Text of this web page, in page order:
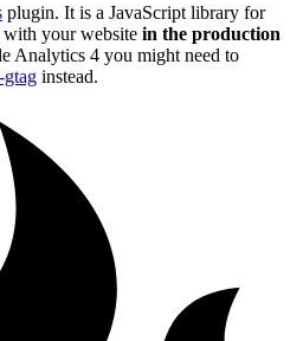
plugin. It is a JavaScript library for
with your website in the production
Analytics 4 you might need to
instead.